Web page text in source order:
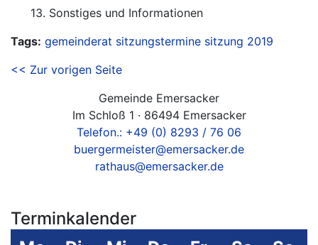
13. Sonstiges und Informationen
Tags: gemeinderat sitzungstermine sitzung 2019
<< Zur vorigen Seite
Gemeinde Emersacker
Im Schloß 1 · 86494 Emersacker
Telefon.: +49 (0) 8293 / 76 06
buergermeister@emersacker.de
rathaus@emersacker.de
Terminkalender